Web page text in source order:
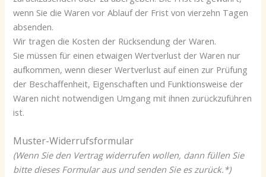
wenn Sie die Waren vor Ablauf der Frist von vierzehn Tagen
absenden.
Wir tragen die Kosten der Rücksendung der Waren.
Sie müssen für einen etwaigen Wertverlust der Waren nur
aufkommen, wenn dieser Wertverlust auf einen zur Prüfung
der Beschaffenheit, Eigenschaften und Funktionsweise der
Waren nicht notwendigen Umgang mit ihnen zurückzuführen
ist.
Muster-Widerrufsformular
(Wenn Sie den Vertrag widerrufen wollen, dann füllen Sie
bitte dieses Formular aus und senden Sie es zurück.*)